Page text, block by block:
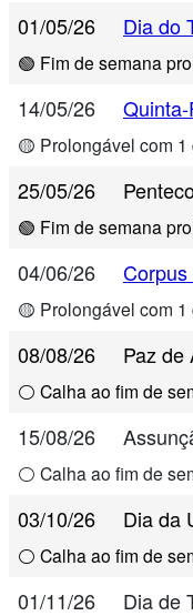
01/05/26 Dia do
🟢 Fim de semana
14/05/26
🟡 Prolongável com
25/05/26
🟢 Fim de semana
04/06/26
🟡 Prolongável com
08/08/26 Paz de
⚪ Calha ao fim de
15/08/26
⚪ Calha ao fim de
03/10/26 Dia da
⚪ Calha ao fim de
01/11/26 Dia de